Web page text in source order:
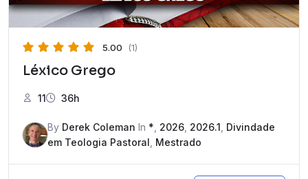
5.00 (1)
Léxico Grego
11 36h
By Derek Coleman In * 2026 2026.1 Divindade
em Teologia Pastoral Mestrado